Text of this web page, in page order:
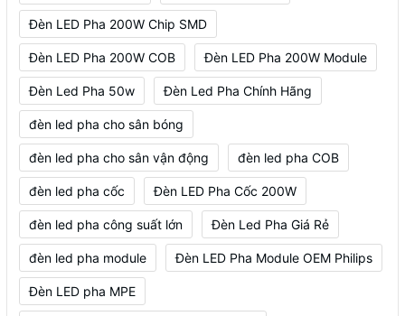
Đèn LED Pha 200W Chip SMD
Đèn LED Pha 200W COB Đèn LED Pha 200W Module
Đèn Led Pha 50w Đèn Led Pha Chính Hãng
đèn led pha cho sân bóng
đèn led pha cho sân vận động đèn led pha COB
đèn led pha cốc Đèn LED Pha Cốc 200W
đèn led pha công suất lớn Đèn Led Pha Giá Rẻ
đèn led pha module Đèn LED Pha Module OEM Philips
Đèn LED pha MPE